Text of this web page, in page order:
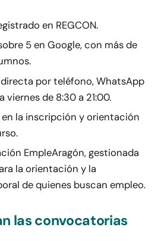
en REGCON.
5 en Google, con más de
por teléfono, WhatsApp
viernes de 8:30 a 21:00.
la inscripción y orientación
EmpleAragón, gestionada
la orientación y la
de quienes buscan empleo.
las convocatorias